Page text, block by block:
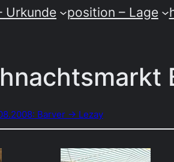
Urkunde position – Lage
Barver → Lezay